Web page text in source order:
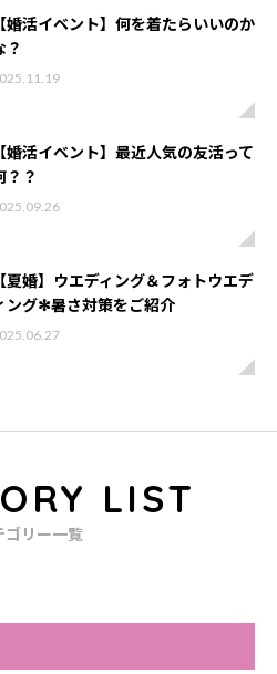
【婚活イベント】何を着たらいいのか
？
【婚活イベント】最近人気の友活って
？？
【夏婚】ウエディング＆フォトウエデ
ング✻暑さ対策をご紹介
LIST
ゴリー一覧